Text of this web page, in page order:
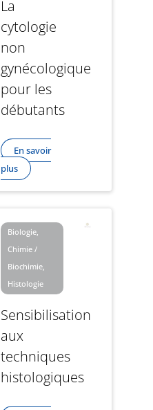
La
cytologie
non
gynécologique
pour les
débutants
En savoir
plus
Biologie,
Chimie /
Biochimie,
Histologie
Sensibilisation
aux
techniques
histologiques